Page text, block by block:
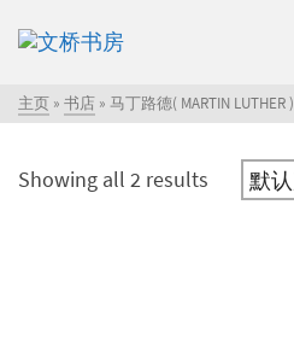
主页 » 书店 » 马丁路德( MARTIN LUTHER )
Showing all 2 results